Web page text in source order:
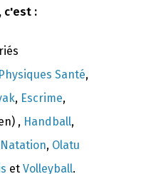
c'est :
Santé,
, Escrime,
, Handball,
Natation, Olatu
et Volleyball.